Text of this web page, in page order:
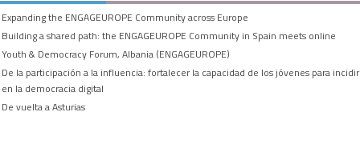
Expanding the ENGAGEUROPE Community across Europe
Building a shared path: the ENGAGEUROPE Community in Spain meets online
Youth & Democracy Forum, Albania (ENGAGEUROPE)
De la participación a la influencia: fortalecer la capacidad de los jóvenes para incidir
en la democracia digital
De vuelta a Asturias